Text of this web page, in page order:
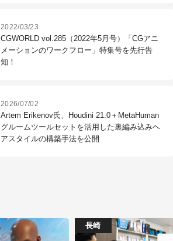
2022/03/23
CGWORLD vol.285（2022年5月号）「CGアニ
メーションのワークフロー」特集号を先行告
知！
2026/07/02
Artem Erikenov氏、Houdini 21.0＋MetaHuman
グルームツールセットを活用した裏編み込みヘ
アスタイルの構築手法を公開
長崎